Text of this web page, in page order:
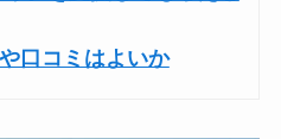
口コミはよいか